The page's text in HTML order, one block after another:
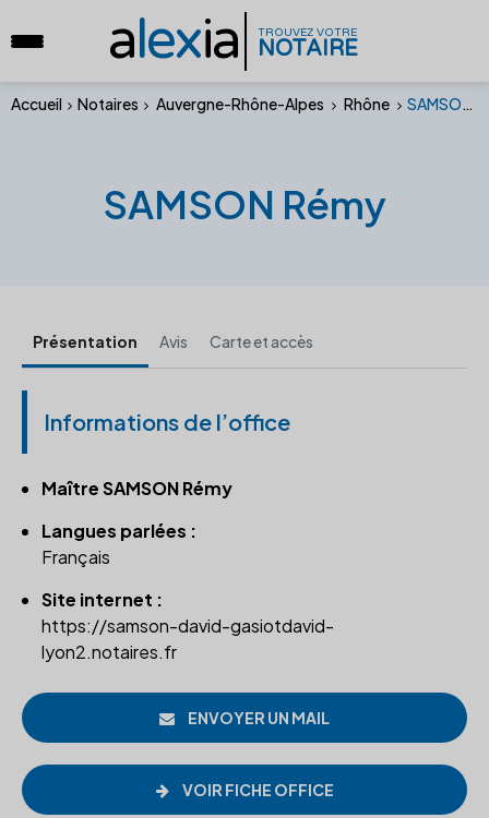
alexia TROUVEZ VOTRE
NOTAIRE
Accueil Notaires Auvergne-Rhône-Alpes Rhône SAMSON Rémy
SAMSON Rémy
Présentation Avis Carte et accès
Informations de l’office
Maître SAMSON Rémy
Langues parlées :
Français
Site internet :
https://samson-david-gasiotdavid-
lyon2.notaires.fr
ENVOYER UN MAIL
VOIR FICHE OFFICE